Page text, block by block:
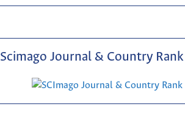
Scimago Journal & Country Rank